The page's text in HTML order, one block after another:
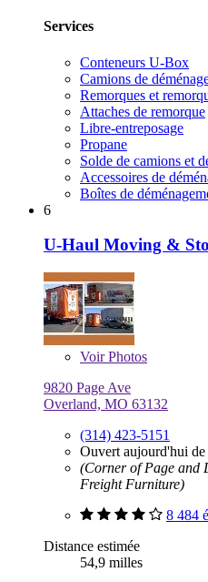
Services
Conteneurs U-Box
Camions de
Remorques et
Attaches de remorque
Libre-entreposage
Propane
Solde de camions et
Accessoires de
Boîtes de
6
U-Haul Moving &
VoirPhotos
9820 Page Ave
Overland, MO 63132
(314) 423-5151
Ouvert aujourd'hui
(Corner of Page and
Freight Furniture)
8 484
Distance estimée
54,9 milles